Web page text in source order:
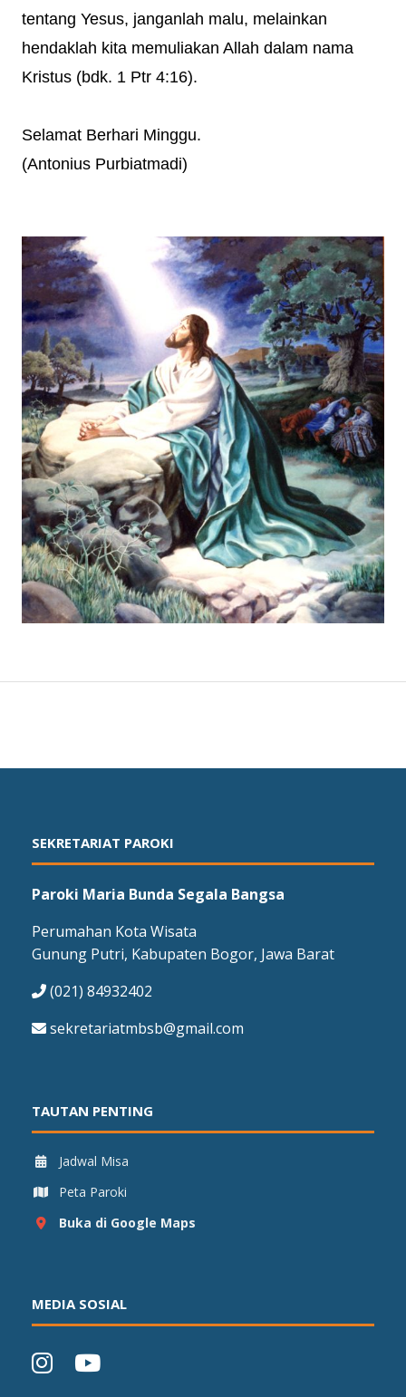
tentang Yesus, janganlah malu, melainkan
hendaklah kita memuliakan Allah dalam nama
Kristus (bdk. 1 Ptr 4:16).
Selamat Berhari Minggu.
(Antonius Purbiatmadi)
SEKRETARIAT PAROKI
Paroki Maria Bunda Segala Bangsa
Perumahan Kota Wisata
Gunung Putri, Kabupaten Bogor, Jawa Barat
(021) 84932402
sekretariatmbsb@gmail.com
TAUTAN PENTING
Jadwal Misa
Peta Paroki
Buka di Google Maps
MEDIA SOSIAL